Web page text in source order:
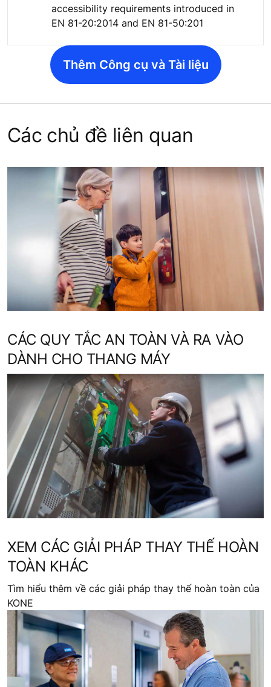
accessibility requirements introduced in
EN 81-20:2014 and EN 81-50:201
Thêm Công cụ và Tài liệu
Các chủ đề liên quan
CÁC QUY TẮC AN TOÀN VÀ RA VÀO
DÀNH CHO THANG MÁY
XEM CÁC GIẢI PHÁP THAY THẾ HOÀN
TOÀN KHÁC
Tìm hiểu thêm về các giải pháp thay thế hoàn toàn của
KONE